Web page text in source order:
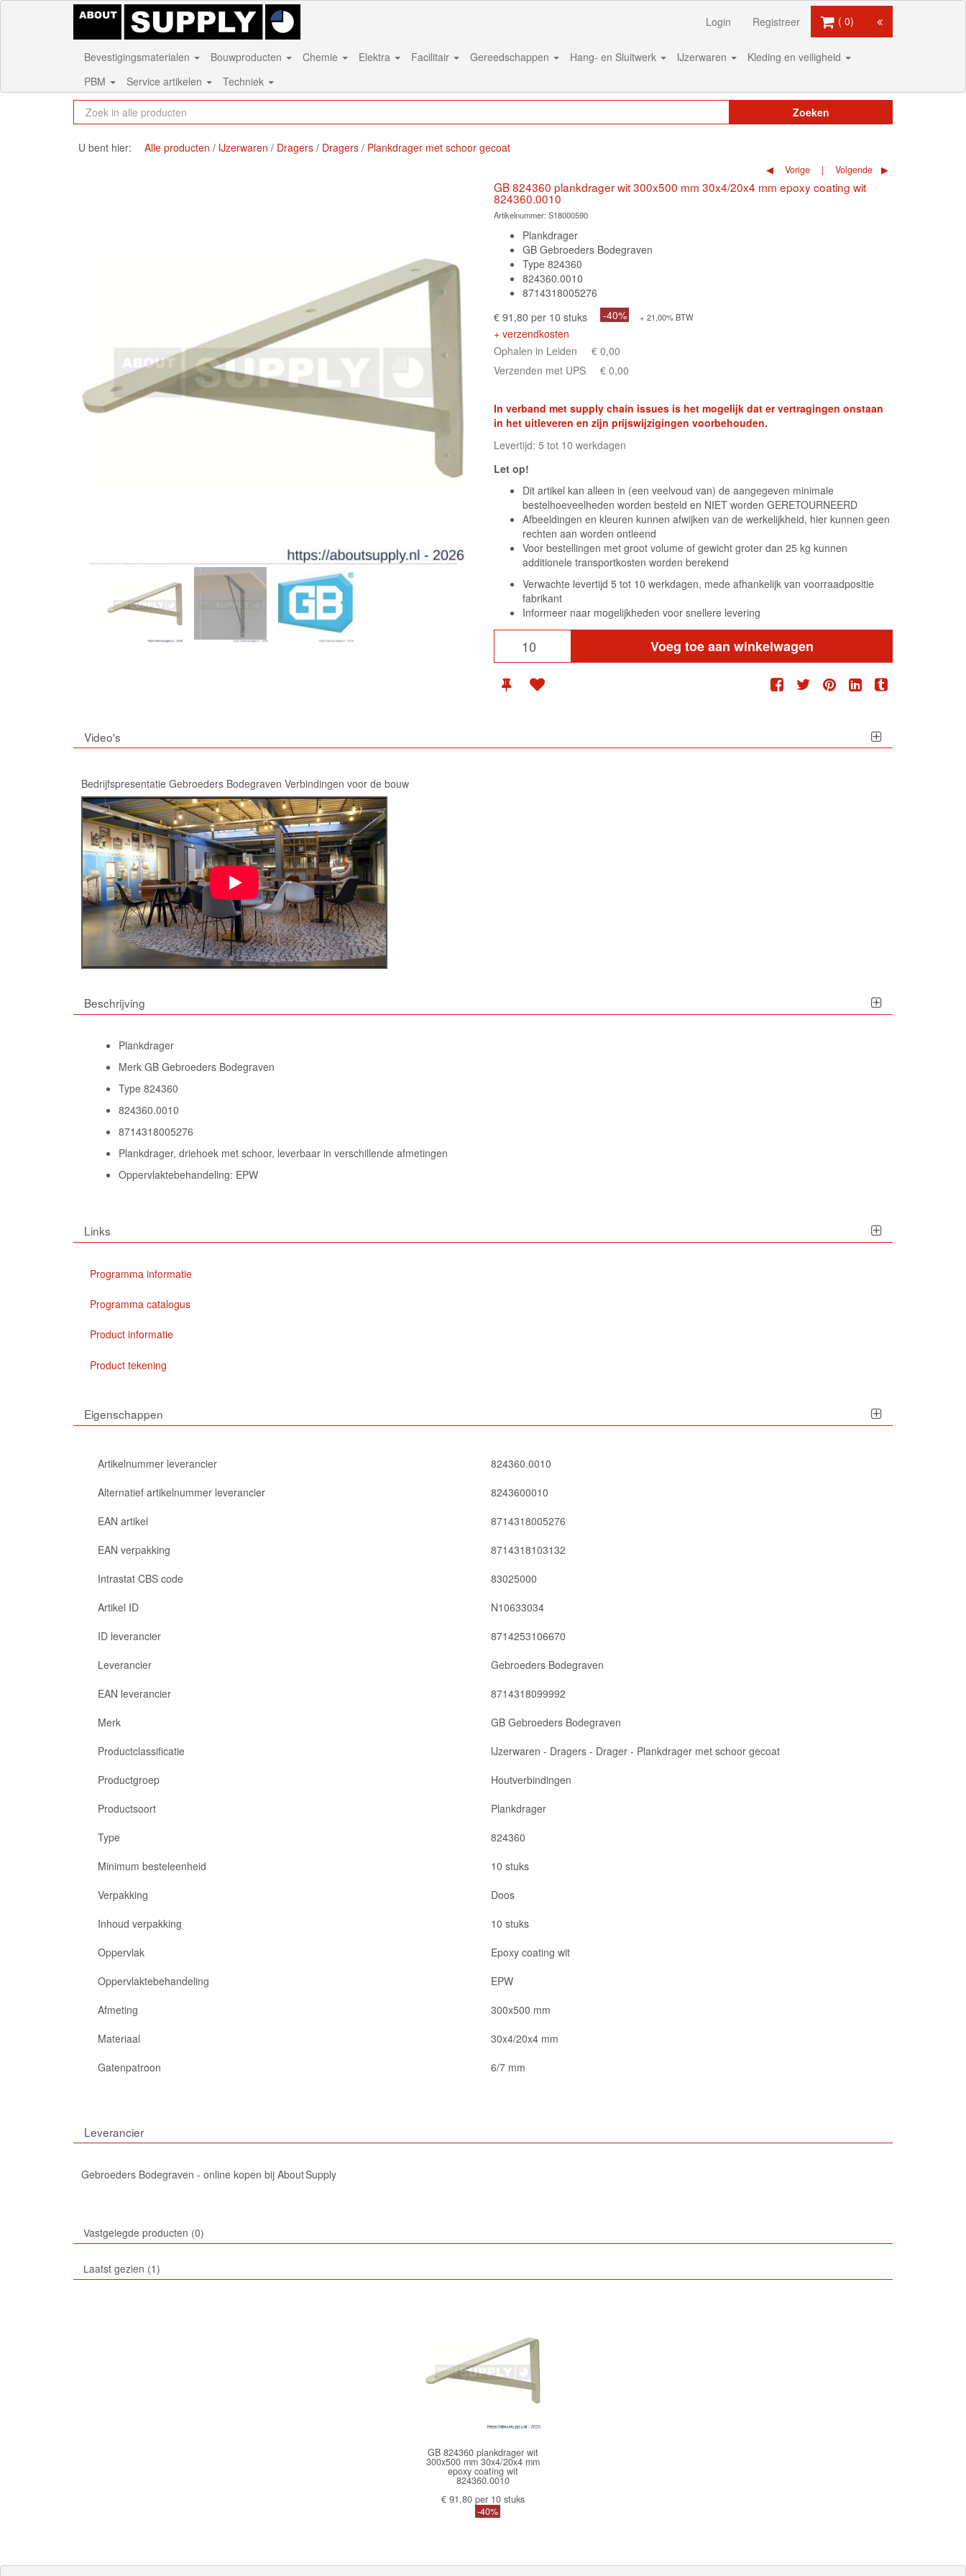
0
Login Registreer
Bevestigingsmaterialen Bouwproducten Chemie Elektra Facilitair Gereedschappen Hang- en Sluitwerk IJzerwaren
Kleding en veiligheid
PBM
Service artikelen Techniek
Zoeken
U bent hier: Alle producten IJzerwaren Dragers Dragers Plankdrager met schoor gecoat
Vorige Volgende
GB 824360 plankdrager wit 300x500 mm 30x4/20x4 mm epoxy coating wit
824360.0010
Artikelnummer: S18000590
Plankdrager
GB Gebroeders Bodegraven
Type 824360
824360.0010
8714318005276
€ 91,80 per 10 stuks
-40% + 21,00% BTW
+ verzendkosten
Ophalen in Leiden
€ 0,00
Verzenden met UPS
€ 0,00
In verband met supply chain issues is het mogelijk dat er vertragingen onstaan
in het uitleveren en zijn prijswijzigingen voorbehouden.
Levertijd: 5 tot 10 werkdagen
Let op!
Dit artikel kan alleen in (een veelvoud van) de aangegeven minimale
bestelhoeveelheden worden besteld en NIET worden GERETOURNEERD
Afbeeldingen en kleuren kunnen afwijken van de werkelijkheid, hier kunnen geen
rechten aan worden ontleend
Voor bestellingen met groot volume of gewicht groter dan 25 kg kunnen
additionele transportkosten worden berekend
Verwachte levertijd 5 tot 10 werkdagen, mede afhankelijk van voorraadpositie
fabrikant
Informeer naar mogelijkheden voor snellere levering
Voeg toe aan winkelwagen
Video's
Bedrijfspresentatie Gebroeders Bodegraven Verbindingen voor de bouw
Beschrijving
Plankdrager
Merk GB Gebroeders Bodegraven
Type 824360
824360.0010
8714318005276
Plankdrager, driehoek met schoor, leverbaar in verschillende afmetingen
Oppervlaktebehandeling: EPW
Links
Programma informatie
Programma catalogus
Product informatie
Product tekening
Eigenschappen
Artikelnummer leverancier
824360.0010
Alternatief artikelnummer leverancier
8243600010
EAN artikel
8714318005276
EAN verpakking
8714318103132
Intrastat CBS code
83025000
Artikel ID
N10633034
ID leverancier
8714253106670
Leverancier
Gebroeders Bodegraven
EAN leverancier
8714318099992
Merk
GB Gebroeders Bodegraven
Productclassificatie
IJzerwaren - Dragers - Drager - Plankdrager met schoor gecoat
Productgroep
Houtverbindingen
Productsoort
Plankdrager
Type
824360
Minimum besteleenheid
10 stuks
Verpakking
Doos
Inhoud verpakking
10 stuks
Oppervlak
Epoxy coating wit
Oppervlaktebehandeling
EPW
Afmeting
300x500 mm
Materiaal
30x4/20x4 mm
Gatenpatroon
6/7 mm
Leverancier
Gebroeders Bodegraven - online kopen bij About Supply
Vastgelegde producten 0
Laatst gezien 1
GB 824360 plankdrager wit
300x500 mm 30x4/20x4 mm
epoxy coating wit
824360.0010
€ 91,80 per 10 stuks
-40%